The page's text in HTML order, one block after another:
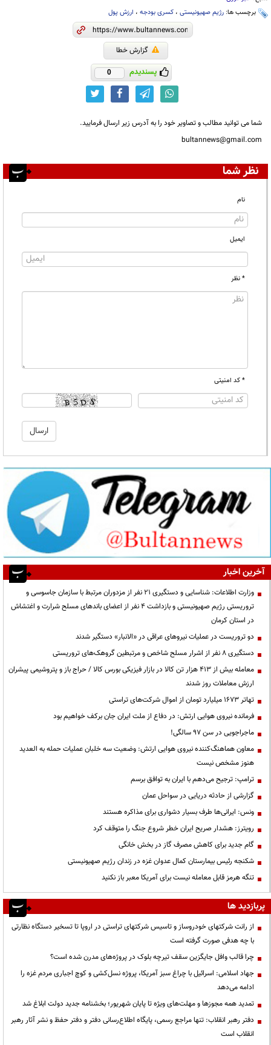
برچسب ها: رژیم صهیونیستی ، کسری بودجه ، ارزش پول
گزارش خطا
پسندیدم 0
شما می توانید مطالب و تصاویر خود را به آدرس زیر ارسال فرمایید.
bultannews@gmail.com
نظر شما
نام
ایمیل
* نظر
* کد امنیتی
آخرین اخبار
وزارت اطلاعات: شناسایی و دستگیری ۲۱ نفر از مزدوران مرتبط با سازمان جاسوسی و
تروریستی رژیم صهیونیستی و بازداشت ۴ نفر از اعضای باندهای مسلح شرارت و اغتشاش
در استان کرمان
دو تروریست در عملیات نیروهای عراقی در «الانبار» دستگیر شدند
دستگیری ۸ نفر از اشرار مسلح شاخص و مرتبطین گروهک‌های تروریستی
معامله بیش از ۴۱۳ هزار تن کالا در بازار فیزیکی بورس کالا / حراج باز و پتروشیمی پیشران
ارزش معاملات روز شدند
تهاتر ۱۶۷۳ میلیارد تومان از اموال شرکت‌های تراستی
فرمانده نیروی هوایی ارتش: در دفاع از ملت ایران جان برکف خواهیم بود
ماجراجویی در سن ۹۷ سالگی!
معاون هماهنگ‌کننده نیروی هوایی ارتش: وضعیت سه خلبان عملیات حمله به العدید
هنوز مشخص نیست
ترامپ: ترجیح می‌دهم با ایران به توافق برسم
گزارشی از حادثه دریایی در سواحل عمان
ونس: ایرانی‌ها طرف بسیار دشواری برای مذاکره هستند
رویترز: هشدار صریح ایران خطر شروع جنگ را متوقف کرد
گام جدید برای کاهش مصرف گاز در بخش خانگی
شکنجه رئیس بیمارستان کمال عدوان غزه در زندان رژیم صهیونیستی
تنگه هرمز قابل معامله نیست برای آمریکا معبر باز نکنید
پربازدید ها
از رانت‌ شرکتهای خودروساز و تاسیس شرکتهای تراستی در اروپا تا تسخیر دستگاه نظارتی
با چه هدفی صورت گرفته است
چرا قالب وافل جایگزین سقف تیرچه بلوک در پروژه‌های مدرن شده است؟
جهاد اسلامی: اسرائیل با چراغ سبز آمریکا، پروژه نسل‌کشی و کوچ اجباری مردم غزه را
ادامه می‌دهد
تمدید همه مجوزها و مهلت‌های ویژه تا پایان شهریور؛ بخشنامه جدید دولت ابلاغ شد
دفتر رهبر انقلاب: تنها مراجع رسمی، پایگاه اطلاع‌رسانی دفتر و دفتر حفظ و نشر آثار رهبر
انقلاب است